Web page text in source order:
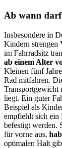
Ab wann
Insbesondere in
Kindern strengen
im Fahrradsitz
ab einem Alter
Kleinen fünf
Rad mitfahren.
Transportgewicht
liegt. Ein guter
Beispiel als
empfiehlt sich ein
befestigt werden.
für vorne aus,
optimalen Halt